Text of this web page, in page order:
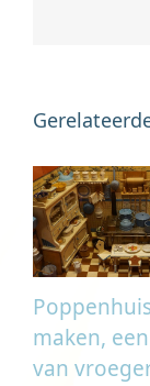
Poppenhuis
maken,
van